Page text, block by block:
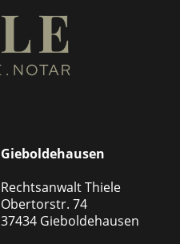
Gieboldehausen
Rechtsanwalt Thiele
Obertorstr. 74
37434 Gieboldehausen